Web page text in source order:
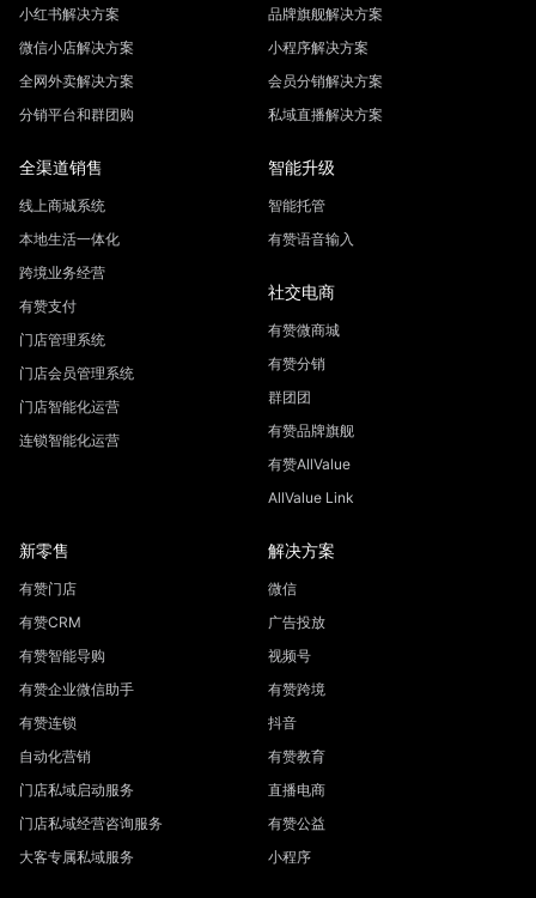
小红书解决方案
微信小店解决方案
全网外卖解决方案
分销平台和群团购
品牌旗舰解决方案
小程序解决方案
会员分销解决方案
私域直播解决方案
全渠道销售
线上商城系统
本地生活一体化
跨境业务经营
有赞支付
门店管理系统
门店会员管理系统
门店智能化运营
连锁智能化运营
智能升级
智能托管
有赞语音输入
社交电商
有赞微商城
有赞分销
群团团
有赞品牌旗舰
有赞AllValue
AllValue Link
新零售
有赞门店
有赞CRM
有赞智能导购
有赞企业微信助手
有赞连锁
自动化营销
门店私域启动服务
门店私域经营咨询服务
大客专属私域服务
解决方案
微信
广告投放
视频号
有赞跨境
抖音
有赞教育
直播电商
有赞公益
小程序